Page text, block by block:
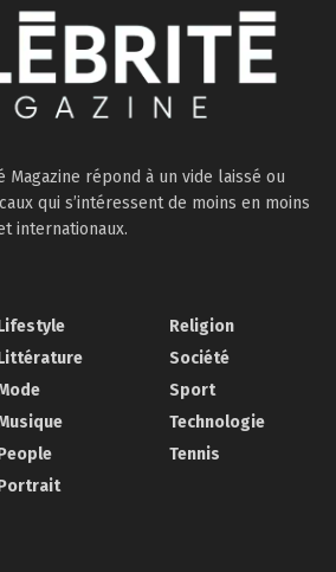
Magazine répond à un vide laissé ou
qui s’intéressent de moins en moins
internationaux.
Religion
Société
Sport
Technologie
Tennis